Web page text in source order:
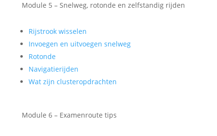
Module 5 – Snelweg, rotonde en zelfstandig rijden
Rijstrook wisselen
Invoegen en uitvoegen snelweg
Rotonde
Navigatierijden
Wat zijn clusteropdrachten
Module 6 – Examenroute tips